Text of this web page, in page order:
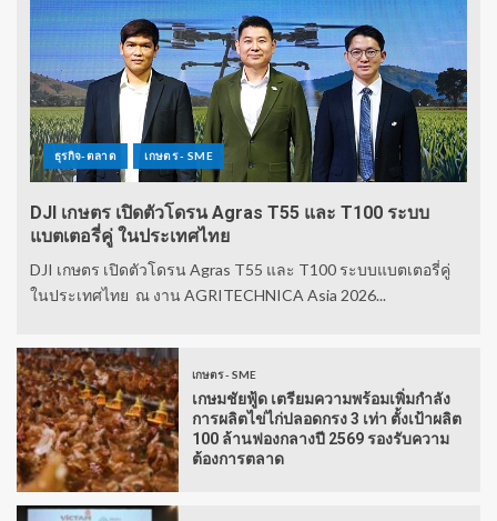
ธุรกิจ-ตลาด เกษตร - SME
DJI เกษตร เปิดตัวโดรน Agras T55 และ T100 ระบบ
แบตเตอรี่คู่ ในประเทศไทย
DJI เกษตร เปิดตัวโดรน Agras T55 และ T100 ระบบแบตเตอรี่คู่
ในประเทศไทย ณ งาน AGRITECHNICA Asia 2026...
เกษตร - SME
เกษมชัยฟู้ด เตรียมความพร้อมเพิ่มกำลัง
การผลิตไข่ไก่ปลอดกรง 3 เท่า ตั้งเป้าผลิต
100 ล้านฟองกลางปี 2569 รองรับความ
ต้องการตลาด